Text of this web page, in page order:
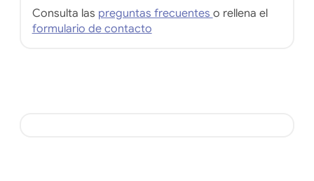
Consulta las preguntas frecuentes o rellena el
formulario de contacto